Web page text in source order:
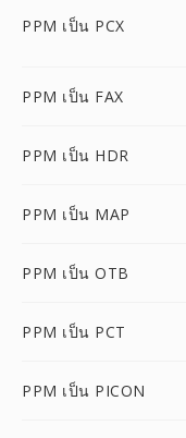
PPM เป็น PCX
PPM เป็น FAX
PPM เป็น HDR
PPM เป็น MAP
PPM เป็น OTB
PPM เป็น PCT
PPM เป็น PICON